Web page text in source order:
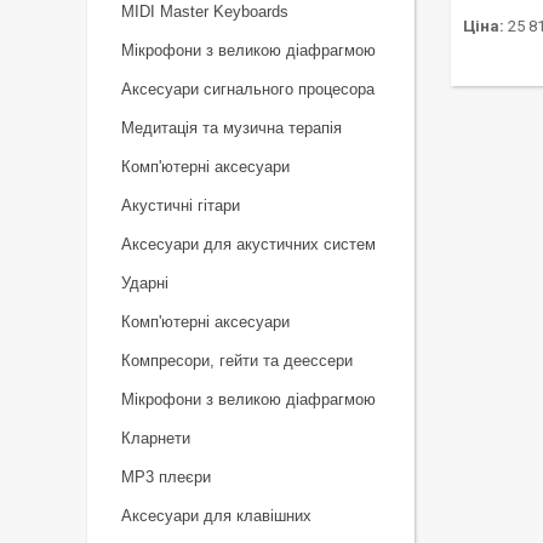
Ціна: 25
MIDI Master Keyboards
Мікрофони з великою діафрагмою
Аксесуари сигнального процесора
Медитація та музична терапія
Комп'ютерні аксесуари
Акустичні гітари
Аксесуари для акустичних систем
Ударні
Комп'ютерні аксесуари
Компресори, гейти та деессери
Мікрофони з великою діафрагмою
Кларнети
MP3 плеєри
Аксесуари для клавішних